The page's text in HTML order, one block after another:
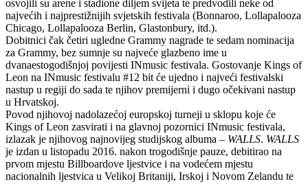
osvojili su arene i stadione diljem svijeta te predvodili neke od
najvećih i najprestižnijih svjetskih festivala (Bonnaroo, Lollapalooza
Chicago, Lollapalooza Berlin, Glastonbury, itd.).
Dobitnici čak četiri ugledne Grammy nagrade te sedam nominacija
za Grammy, bez sumnje su najveće glazbeno ime u
dvanaestogodišnjoj povijesti INmusic festivala. Gostovanje Kings of
Leon na INmusic festivalu #12 bit će ujedno i najveći festivalski
nastup u regiji do sada te njihov premijerni i dugo očekivani nastup
u Hrvatskoj.
Povod njihovoj nadolazećoj europskoj turneji u sklopu koje će
Kings of Leon zasvirati i na glavnoj pozornici INmusic festivala,
izlazak je njihovog najnovijeg studijskog albuma – WALLS. WALLS
je izdan u listopadu 2016. nakon trogodišnje pauze, debitirao na
prvom mjestu Billboardove ljestvice i na vodećem mjestu
nacionalnih ljestvica u Velikoj Britaniji, Irskoj i Novom Zelandu te